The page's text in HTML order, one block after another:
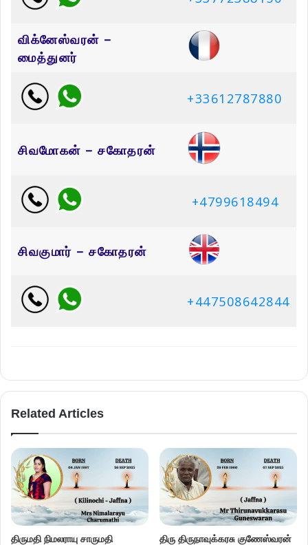
விக்னேஸ்வரன் –
மைத்துனர்
+33612787880
சிவமோகன் – சகோதரன்
+4799618494
சிவகுமார் – சகோதரன்
+447508642844
Related Articles
திருமதி நிமலராயு சாருமதி திரு திருநாவுக்கரசு குணேஸ்வரன்